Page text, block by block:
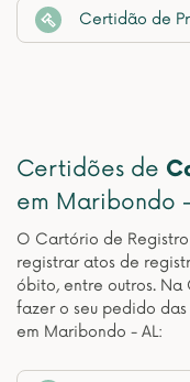
Certidão de
Certidões de
em Maribondo
O Cartório de
registrar atos de
óbito, entre outros.
fazer o seu pedido
em Maribondo - AL: